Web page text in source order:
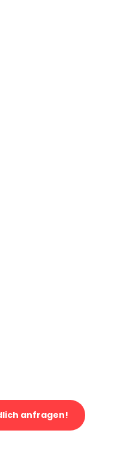
anfragen!